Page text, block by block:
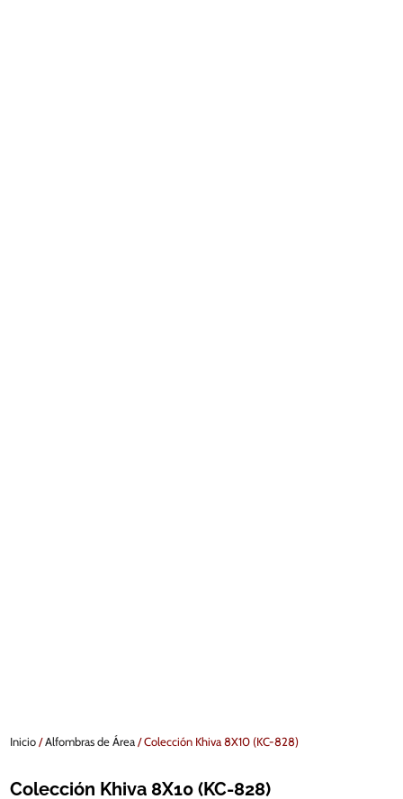
Inicio/Alfombras de Área/ Colección Khiva 8X10 (KC-828)
Colección Khiva 8X10 (KC-828)